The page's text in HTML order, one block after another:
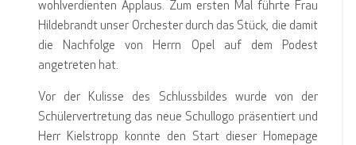
wohlverdienten Applaus. Zum ersten Mal führte Frau
Hildebrandt unser Orchester durch das Stück, die damit
die Nachfolge von Herrn Opel auf dem Podest
angetreten hat.
Vor der Kulisse des Schlussbildes wurde von der
Schülervertretung das neue Schullogo präsentiert und
Herr Kielstropp konnte den Start dieser Homepage